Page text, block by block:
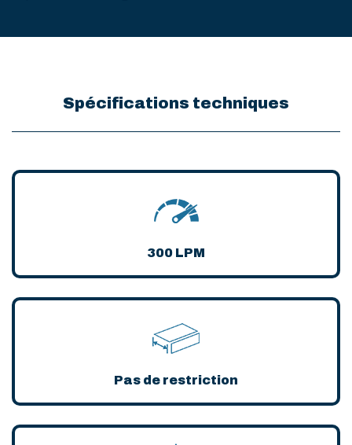
Spécifications techniques
300 LPM
Pas de restriction